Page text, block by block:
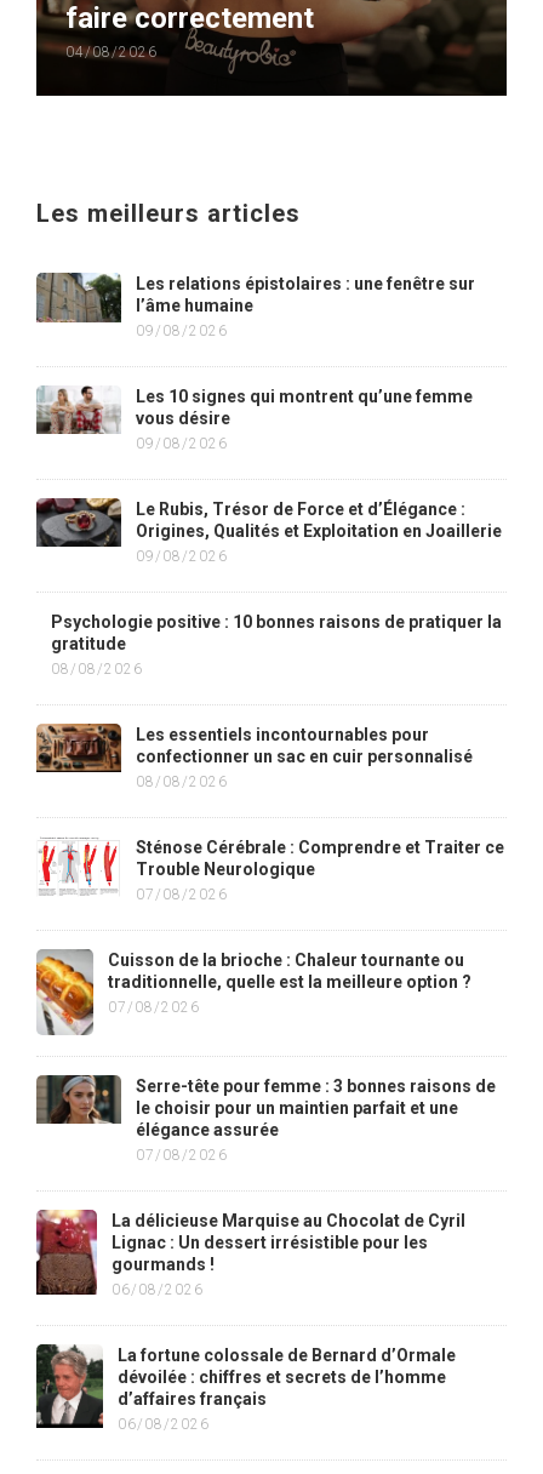
faire correctement
04/08/2026
Les meilleurs articles
Les relations épistolaires : une fenêtre sur
l’âme humaine
09/08/2026
Les 10 signes qui montrent qu’une femme
vous désire
09/08/2026
Le Rubis, Trésor de Force et d’Élégance :
Origines, Qualités et Exploitation en Joaillerie
09/08/2026
Psychologie positive : 10 bonnes raisons de pratiquer la
gratitude
08/08/2026
Les essentiels incontournables pour
confectionner un sac en cuir personnalisé
08/08/2026
Sténose Cérébrale : Comprendre et Traiter ce
Trouble Neurologique
07/08/2026
Cuisson de la brioche : Chaleur tournante ou
traditionnelle, quelle est la meilleure option ?
07/08/2026
Serre-tête pour femme : 3 bonnes raisons de
le choisir pour un maintien parfait et une
élégance assurée
07/08/2026
La délicieuse Marquise au Chocolat de Cyril
Lignac : Un dessert irrésistible pour les
gourmands !
06/08/2026
La fortune colossale de Bernard d’Ormale
dévoilée : chiffres et secrets de l’homme
d’affaires français
06/08/2026